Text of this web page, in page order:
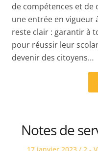
de compétences et de
une entrée en vigueur
reste clair : garantir à
pour réussir leur
devenir des citoyens…
Notes de
Posted